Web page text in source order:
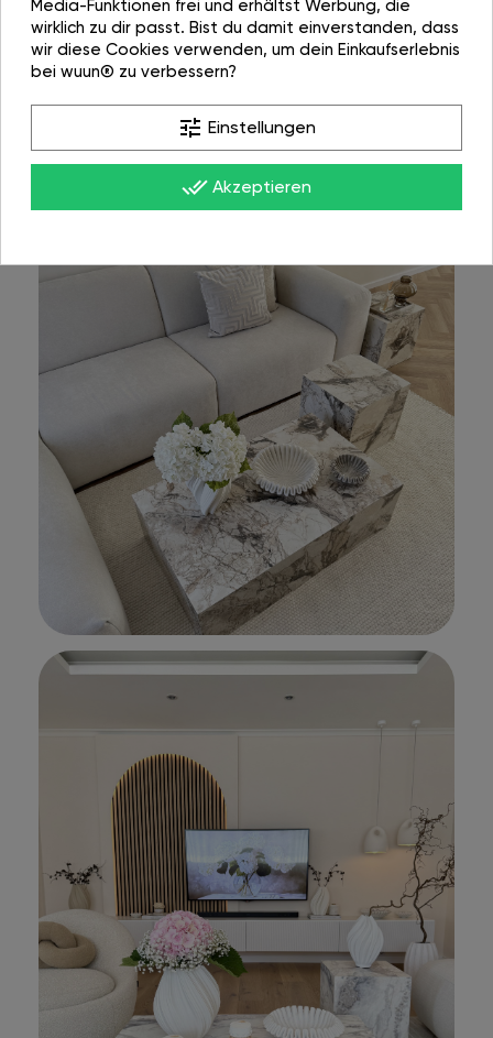
Media-Funktionen frei und erhältst Werbung, die
wirklich zu dir passt. Bist du damit einverstanden, dass
wir diese Cookies verwenden, um dein Einkaufserlebnis
bei wuun® zu verbessern?
tune Einstellungen
done_all Akzeptieren